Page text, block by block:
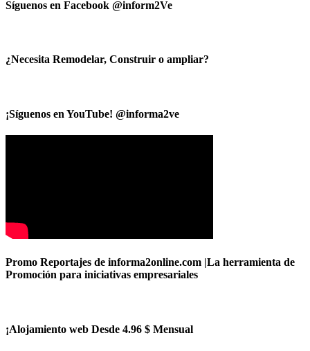
Síguenos en Facebook @inform2Ve
¿Necesita Remodelar, Construir o ampliar?
¡Síguenos en YouTube! @informa2ve
Promo Reportajes de informa2online.com |La herramienta de
Promoción para iniciativas empresariales
¡Alojamiento web Desde 4.96 $ Mensual